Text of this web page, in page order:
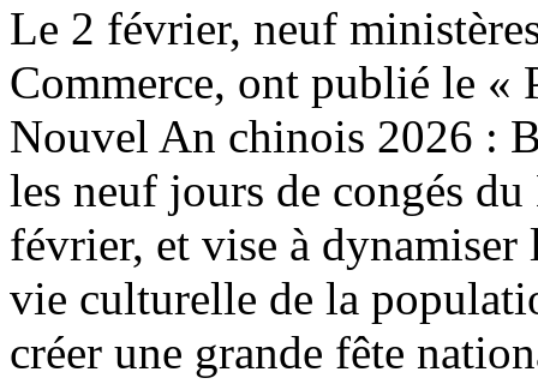
Le 2 février, neuf
Commerce, ont publié le «
Nouvel An chinois 2026 :
les neuf jours de congés
février, et vise à dynamiser
vie culturelle de la
créer une grande fête